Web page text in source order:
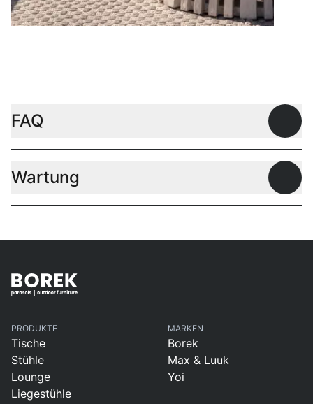
FAQ
Wartung
PRODUKTE
Tische
Stühle
Lounge
Liegestühle
MARKEN
Borek
Max & Luuk
Yoi